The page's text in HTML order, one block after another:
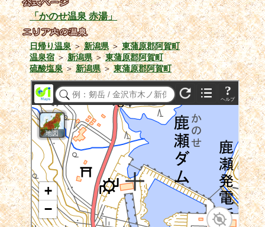
「かのせ温泉 赤湯」
日帰り温泉＞新潟県＞東蒲原郡阿賀町
温泉宿＞新潟県＞東蒲原郡阿賀町
硫酸塩泉＞新潟県＞東蒲原郡阿賀町